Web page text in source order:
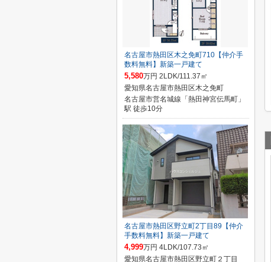
名古屋市熱田区木之免町710【仲介手
数料無料】新築一戸建て
5,580万円 2LDK/111.37㎡
愛知県名古屋市熱田区木之免町
名古屋市営名城線「熱田神宮伝馬町」
駅 徒歩10分
名古屋市熱田区野立町2丁目89【仲介
手数料無料】新築一戸建て
4,999万円 4LDK/107.73㎡
愛知県名古屋市熱田区野立町２丁目